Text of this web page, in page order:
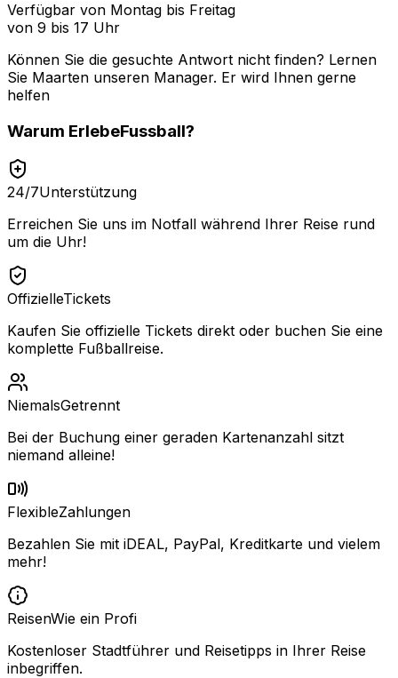
Verfügbar von Montag bis Freitag
von 9 bis 17 Uhr
Können Sie die gesuchte Antwort nicht finden? Lernen
Sie Maarten unseren Manager. Er wird Ihnen gerne
helfen
Warum ErlebeFussball?
24/7Unterstützung
Erreichen Sie uns im Notfall während Ihrer Reise rund
um die Uhr!
OffizielleTickets
Kaufen Sie offizielle Tickets direkt oder buchen Sie eine
komplette Fußballreise.
NiemalsGetrennt
Bei der Buchung einer geraden Kartenanzahl sitzt
niemand alleine!
FlexibleZahlungen
Bezahlen Sie mit iDEAL, PayPal, Kreditkarte und vielem
mehr!
ReisenWie ein Profi
Kostenloser Stadtführer und Reisetipps in Ihrer Reise
inbegriffen.